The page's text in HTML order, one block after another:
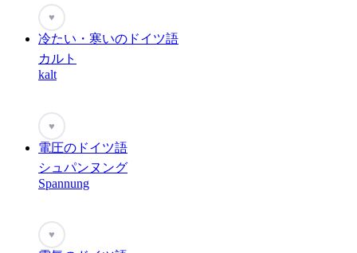
♥
冷たい・寒いのドイツ語
カルト
kalt
♥
電圧のドイツ語
シュパンヌング
Spannung
♥